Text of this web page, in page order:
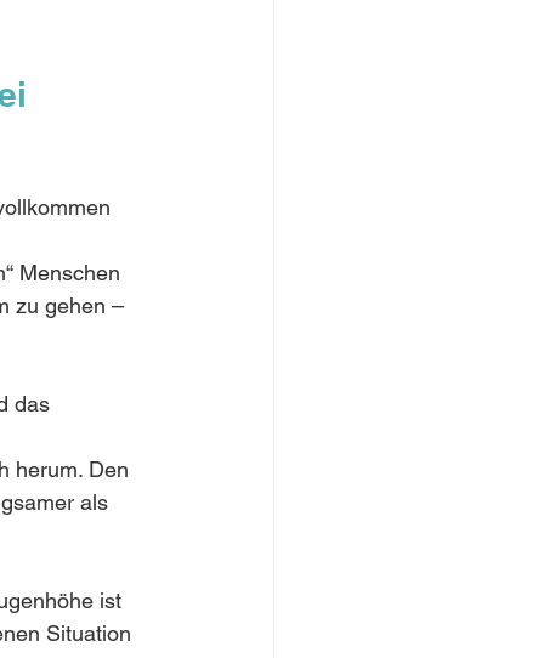
Menschen
zu gehen –
das
herum. Den
als
ist
Situation